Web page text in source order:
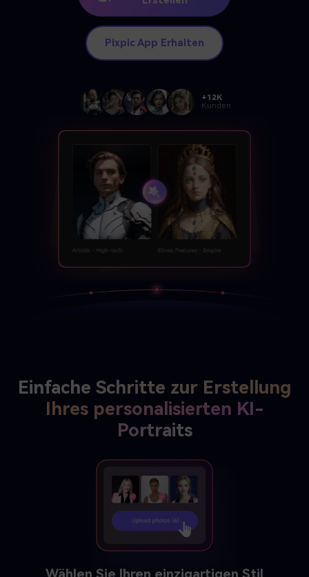
KI Portrait Generator
KI Bild Generator
KI Selfie Generator
Kreativer Avatar
KI Pink Doll Selfie Generator
10 Beste Kostenlose KI Headshot Generators
7 Beste Kostenlose KI Face Generators
Pixpic App Erhalten
+12K
Kunden
Einfache Schritte zur Erstellung
Ihres personalisierten KI-
Portraits
Wählen Sie Ihren einzigartigen Stil